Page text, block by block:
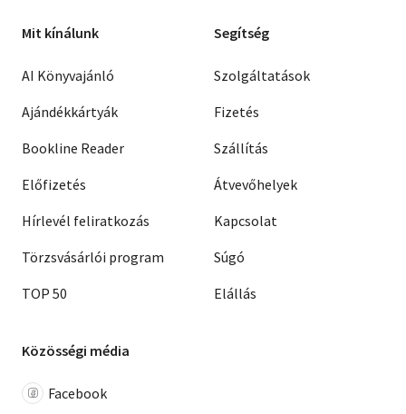
Mit kínálunk
AI Könyvajánló
Ajándékkártyák
Bookline Reader
Előfizetés
Hírlevél feliratkozás
Törzsvásárlói program
TOP 50
Segítség
Szolgáltatások
Fizetés
Szállítás
Átvevőhelyek
Kapcsolat
Súgó
Elállás
Közösségi média
Facebook